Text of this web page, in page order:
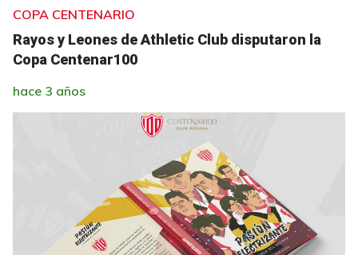
COPA CENTENARIO
Rayos y Leones de Athletic Club disputaron la
Copa Centenar100
hace 3 años